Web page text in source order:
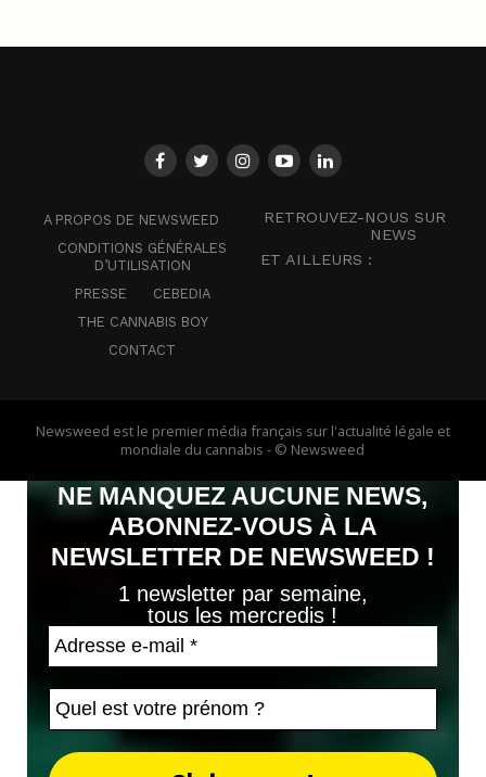
A PROPOS DE NEWSWEED
CONDITIONS GÉNÉRALES
D’UTILISATION
PRESSE
CEBEDIA
THE CANNABIS BOY
CONTACT
RETROUVEZ-NOUS SUR
NEWS
ET AILLEURS :
Newsweed est le premier média français sur l'actualité légale et
mondiale du cannabis - © Newsweed
NE MANQUEZ AUCUNE NEWS,
ABONNEZ-VOUS À LA
NEWSLETTER DE NEWSWEED !
1 newsletter par semaine,
tous les mercredis !